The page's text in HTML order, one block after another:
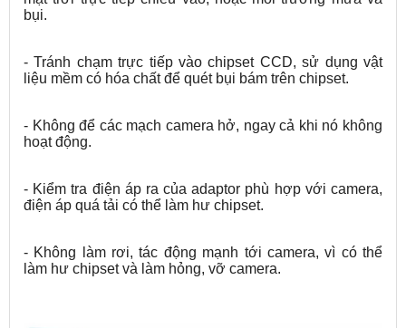
bụi.
- Tránh chạm trực tiếp vào chipset CCD, sử dụng vật
liệu mềm có hóa chất để quét bụi bám trên chipset.
- Không để các mạch camera hở, ngay cả khi nó không
hoạt động.
- Kiểm tra điện áp ra của adaptor phù hợp với camera,
điện áp quá tải có thể làm hư chipset.
- Không làm rơi, tác động mạnh tới camera, vì có thể
làm hư chipset và làm hỏng, vỡ camera.